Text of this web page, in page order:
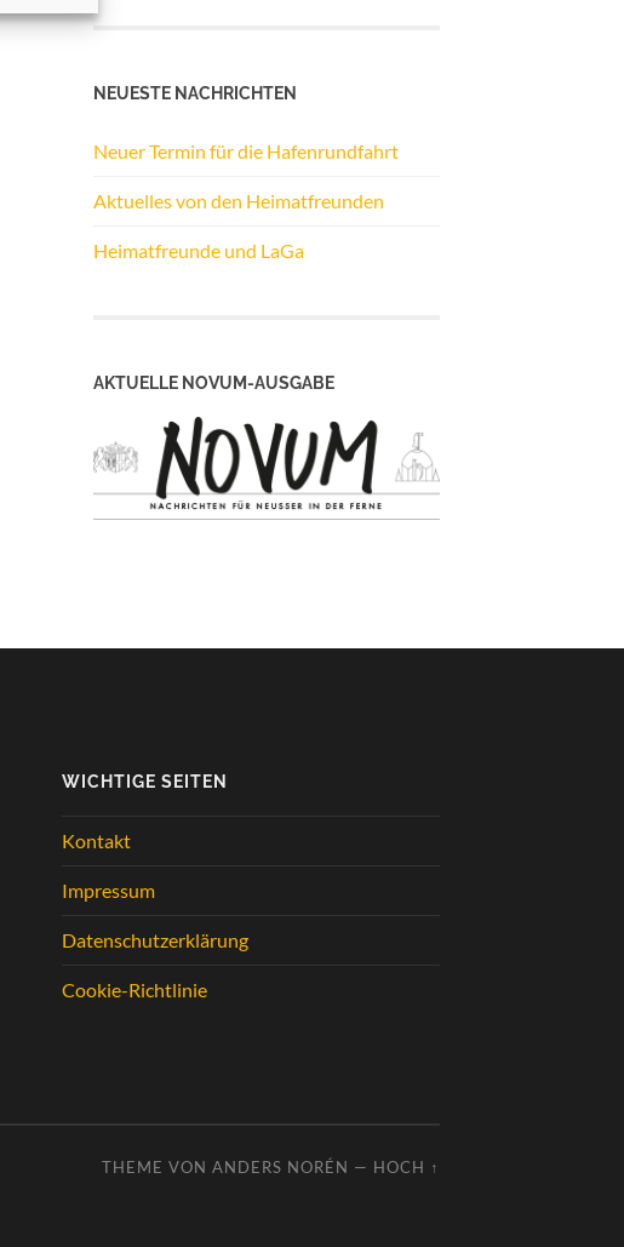
NEUESTE NACHRICHTEN
Neuer Termin für die Hafenrundfahrt
Aktuelles von den Heimatfreunden
Heimatfreunde und LaGa
AKTUELLE NOVUM-AUSGABE
WICHTIGE SEITEN
Kontakt
Impressum
Datenschutzerklärung
Cookie-Richtlinie
THEME VON ANDERS NORÉN — HOCH ↑